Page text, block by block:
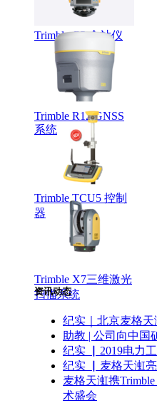
Trimble C5 全站仪
Trimble R12 GNSS
系统
Trimble TCU5 控制
器
Trimble X7三维激光
扫描系统
资讯动态
纪实｜北京麦格天
助教 | 公司向中国
纪实 ▏2019电力
纪实 ▏麦格天渱亮
麦格天渱携
术盛会